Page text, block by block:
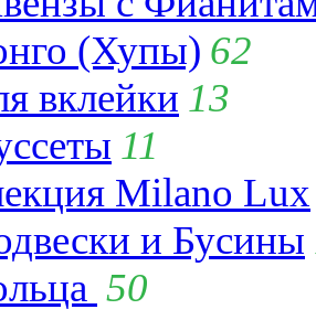
(Хупы) 62
вклейки 13
11
Milano Lux
и Бусины
50